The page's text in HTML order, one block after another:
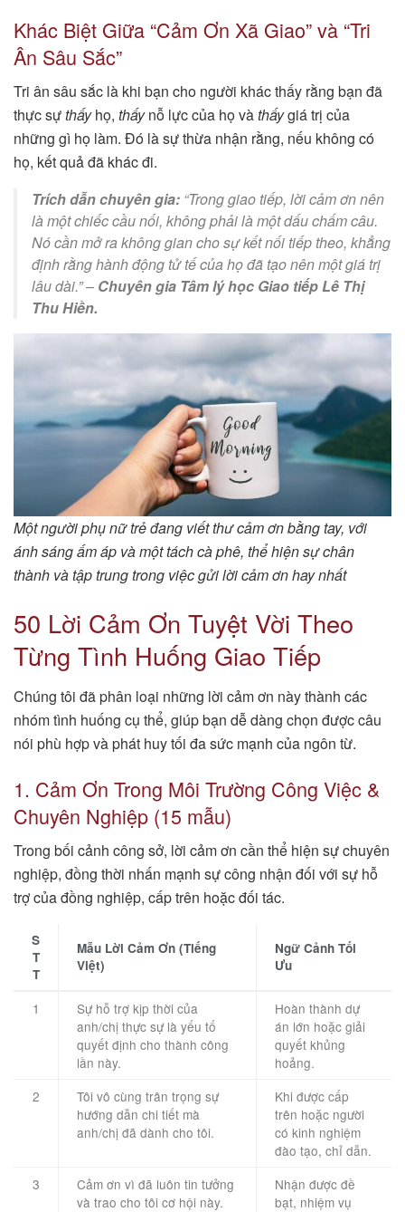
Khác Biệt Giữa “Cảm Ơn Xã Giao” và “Tri
Ân Sâu Sắc”
Tri ân sâu sắc là khi bạn cho người khác thấy rằng bạn đã
thực sựthấyhọ, thấynỗ lực của họ vàthấygiá trị của
những gì họ làm. Đó là sự thừa nhận rằng, nếu không có
họ, kết quả đã khác đi.
Trích dẫn chuyên gia: “Trong giao tiếp, lời cảm ơn nên
là một chiếc cầu nối, không phải là một dấu chấm câu.
Nó cần mở ra không gian cho sự kết nối tiếp theo, khẳng
định rằng hành động tử tế của họ đã tạo nên một giá trị
lâu dài.”– Chuyên gia Tâm lý học Giao tiếp Lê Thị
Thu Hiền.
Một người phụ nữ trẻ đang viết thư cảm ơn bằng tay, với
ánh sáng ấm áp và một tách cà phê, thể hiện sự chân
thành và tập trung trong việc gửi lời cảm ơn hay nhất
50 Lời Cảm Ơn Tuyệt Vời Theo
Từng Tình Huống Giao Tiếp
Chúng tôi đã phân loại những lời cảm ơn này thành các
nhóm tình huống cụ thể, giúp bạn dễ dàng chọn được câu
nói phù hợp và phát huy tối đa sức mạnh của ngôn từ.
1. Cảm Ơn Trong Môi Trường Công Việc &
Chuyên Nghiệp (15 mẫu)
Trong bối cảnh công sở, lời cảm ơn cần thể hiện sự chuyên
nghiệp, đồng thời nhấn mạnh sự công nhận đối với sự hỗ
trợ của đồng nghiệp, cấp trên hoặc đối tác.
S
T
T
Mẫu Lời Cảm Ơn (Tiếng
Việt)
Ngữ Cảnh Tối
Ưu
1
Sự hỗ trợ kịp thời của
anh/chị thực sự là yếu tố
quyết định cho thành công
lần này.
Hoàn thành dự
án lớn hoặc giải
quyết khủng
hoảng.
2
Tôi vô cùng trân trọng sự
hướng dẫn chi tiết mà
anh/chị đã dành cho tôi.
Khi được cấp
trên hoặc người
có kinh nghiệm
đào tạo, chỉ dẫn.
3
Cảm ơn vì đã luôn tin tưởng
và trao cho tôi cơ hội này.
Nhận được đề
bạt, nhiệm vụ